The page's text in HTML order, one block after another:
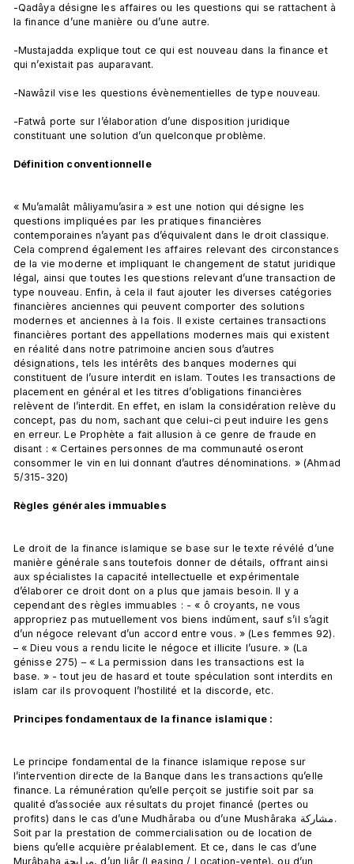
-Qadâya désigne les affaires ou les questions qui se rattachent à
la finance d’une manière ou d’une autre.
-Mustajadda explique tout ce qui est nouveau dans la finance et
qui n’existait pas auparavant.
-Nawâzil vise les questions évènementielles de type nouveau.
-Fatwâ porte sur l’élaboration d’une disposition juridique
constituant une solution d’un quelconque problème.
Définition conventionnelle
« Mu’amalât mâliyamu’asira » est une notion qui désigne les
questions impliquées par les pratiques financières
contemporaines n’ayant pas d’équivalent dans le droit classique.
Cela comprend également les affaires relevant des circonstances
de la vie moderne et impliquant le changement de statut juridique
légal, ainsi que toutes les questions relevant d’une transaction de
type nouveau. Enfin, à cela il faut ajouter les diverses catégories
financières anciennes qui peuvent comporter des solutions
modernes et anciennes à la fois. Il existe certaines transactions
financières portant des appellations modernes mais qui existent
en réalité dans notre patrimoine ancien sous d’autres
désignations, tels les intérêts des banques modernes qui
constituent de l’usure interdit en islam. Toutes les transactions de
placement en général et les titres d’obligations financières
relèvent de l’interdit. En effet, en islam la considération relève du
concept, pas du nom, sachant que celui-ci peut induire les gens
en erreur. Le Prophète a fait allusion à ce genre de fraude en
disant : « Certaines personnes de ma communauté oseront
consommer le vin en lui donnant d’autres dénominations. » (Ahmad
5/315-320)
Règles générales immuables
Le droit de la finance islamique se base sur le texte révélé d’une
manière générale sans toutefois donner de détails, offrant ainsi
aux spécialistes la capacité intellectuelle et expérimentale
d’élaborer ce droit dont on a plus que jamais besoin. Il y a
cependant des règles immuables : - « ô croyants, ne vous
appropriez pas mutuellement vos biens indûment, sauf s’il s’agit
d’un négoce relevant d’un accord entre vous. » (Les femmes 92).
– « Dieu vous a rendu licite le négoce et illicite l’usure. » (La
génisse 275) – « La permission dans les transactions est la
base. » - tout jeu de hasard et toute spéculation sont interdits en
islam car ils provoquent l’hostilité et la discorde, etc.
Principes fondamentaux de la finance islamique :
Le principe fondamental de la finance islamique repose sur
l’intervention directe de la Banque dans les transactions qu’elle
finance. La rémunération qu’elle perçoit se justifie soit par sa
qualité d’associée aux résultats du projet financé (pertes ou
profits) dans le cas d’une Mudhâraba ou d’une Mushâraka مشاركة.
Soit par la prestation de commercialisation ou de location de
biens qu’elle acquière préalablement. Et ce, dans le cas d’une
Murâbaha مرابحة, d’un Ijâr (Leasing / Location-vente), ou d’un